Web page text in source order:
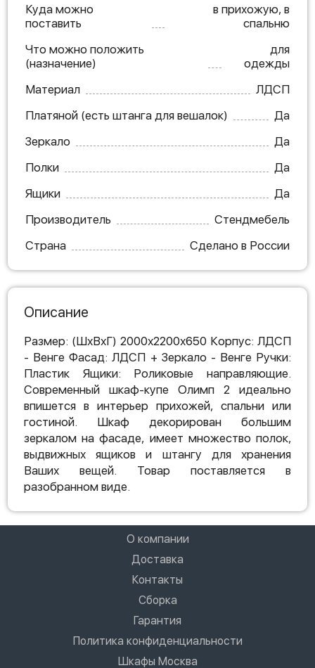
Куда можно
поставить
в прихожую, в
спальню
Что можно положить
(назначение)
для
одежды
Материал
ЛДСП
Платяной (есть штанга для вешалок)
Да
Зеркало
Да
Полки
Да
Ящики
Да
Производитель
Стендмебель
Страна
Сделано в России
Описание
Размер: (ШхВхГ) 2000х2200х650 Корпус: ЛДСП
- Венге Фасад: ЛДСП + Зеркало - Венге Ручки:
Пластик Ящики: Роликовые направляющие.
Современный шкаф-купе Олимп 2 идеально
впишется в интерьер прихожей, спальни или
гостиной. Шкаф декорирован большим
зеркалом на фасаде, имеет множество полок,
выдвижных ящиков и штангу для хранения
Ваших вещей. Товар поставляется в
разобранном виде.
О компании
Доставка
Контакты
Сборка
Гарантия
Политика конфиденциальности
Шкафы Москва